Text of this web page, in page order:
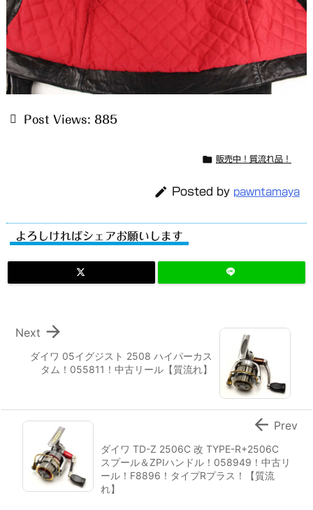
Post Views: 885
 販売中！質流れ品！
 Posted by pawntamaya
よろしければシェアお願いします
ダイワ 05イグジスト 2508 ハイパーカス
タム！055811！中古リール【質流れ】

Next
ダイワ TD-Z 2506C 改 TYPE-R+2506C
スプール＆ZPIハンドル！058949！中古リ
ール！F8896！タイプRプラス！【質流
れ】
 Prev